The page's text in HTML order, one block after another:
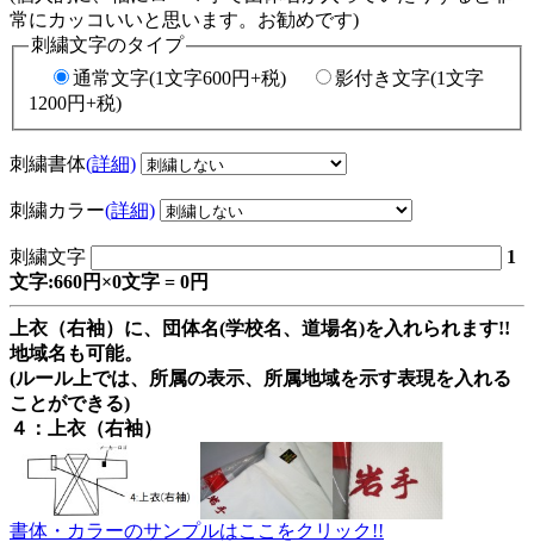
常にカッコいいと思います。お勧めです)
刺繍文字のタイプ
通常文字(1文字600円+税)
影付き文字(1文字
1200円+税)
刺繍書体(詳細)
刺繍カラー(詳細)
刺繍文字
1
文字:660円×0文字 = 0円
上衣（右袖）に、団体名(学校名、道場名)を入れられます!!
地域名も可能。
(ルール上では、所属の表示、所属地域を示す表現を入れる
ことができる)
４：上衣（右袖）
書体・カラーのサンプルはここをクリック!!